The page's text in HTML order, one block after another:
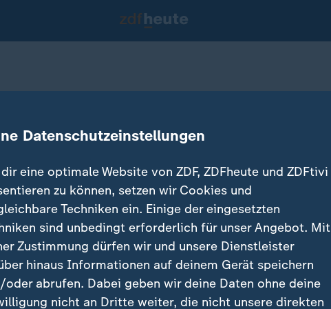
Datenschutzeinstellungen
eine optimale Website von ZDF, ZDFheute und ZDFtivi
zu können, setzen wir Cookies und
Techniken ein. Einige der eingesetzten
sind unbedingt erforderlich für unser Angebot. Mit
Zustimmung dürfen wir und unsere Dienstleister
hinaus Informationen auf deinem Gerät speichern
oder abrufen. Dabei geben wir deine Daten ohne deine
nicht an Dritte weiter, die nicht unsere direkten